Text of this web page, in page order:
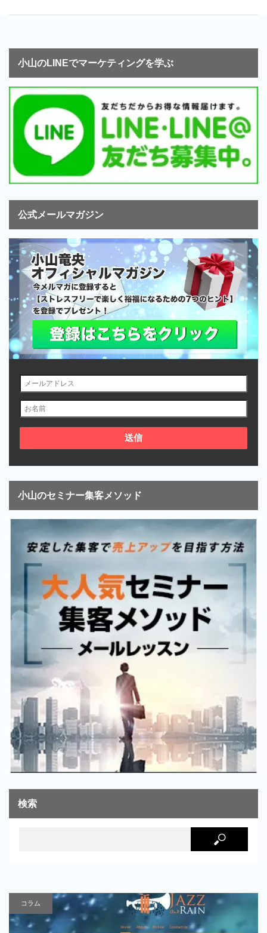
小山のLINEでマーケティングを学ぶ
公式メールマガジン
小山のセミナー集客メソッド
検索
コラム